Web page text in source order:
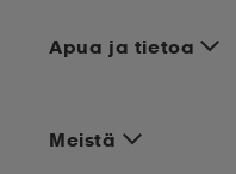
Apua ja tietoa
Meistä